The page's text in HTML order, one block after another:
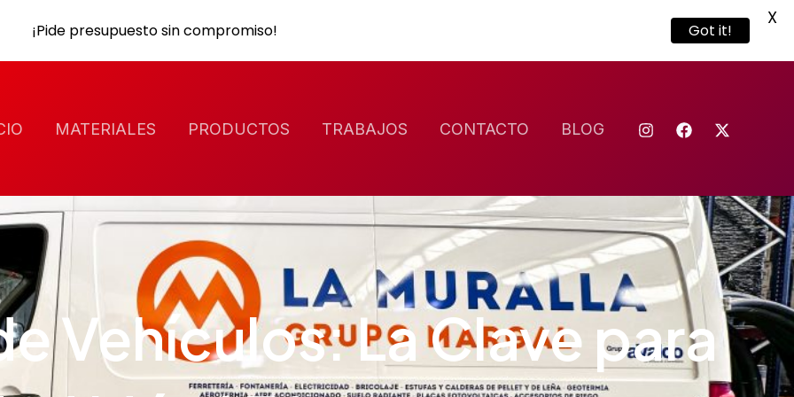
MATERIALES PRODUCTOS TRABAJOS CONTACTO BLOG
Vehículos: La Clave para
¡Pide presupuesto sin compromiso! Got it!
X